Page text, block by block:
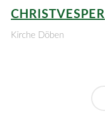
CHRISTVESPER
Kirche Döben